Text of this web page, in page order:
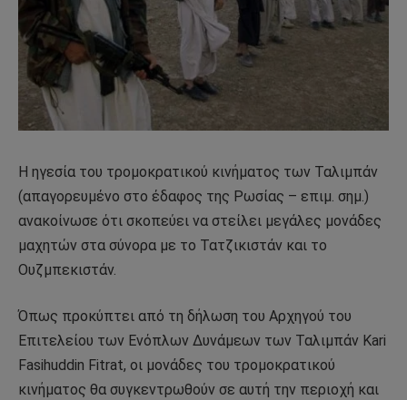
Η ηγεσία του τρομοκρατικού κινήματος των Ταλιμπάν
(απαγορευμένο στο έδαφος της Ρωσίας – επιμ. σημ.)
ανακοίνωσε ότι σκοπεύει να στείλει μεγάλες μονάδες
μαχητών στα σύνορα με το Τατζικιστάν και το
Ουζμπεκιστάν.
Όπως προκύπτει από τη δήλωση του Αρχηγού του
Επιτελείου των Ενόπλων Δυνάμεων των Ταλιμπάν Kari
Fasihuddin Fitrat, οι μονάδες του τρομοκρατικού
κινήματος θα συγκεντρωθούν σε αυτή την περιοχή και